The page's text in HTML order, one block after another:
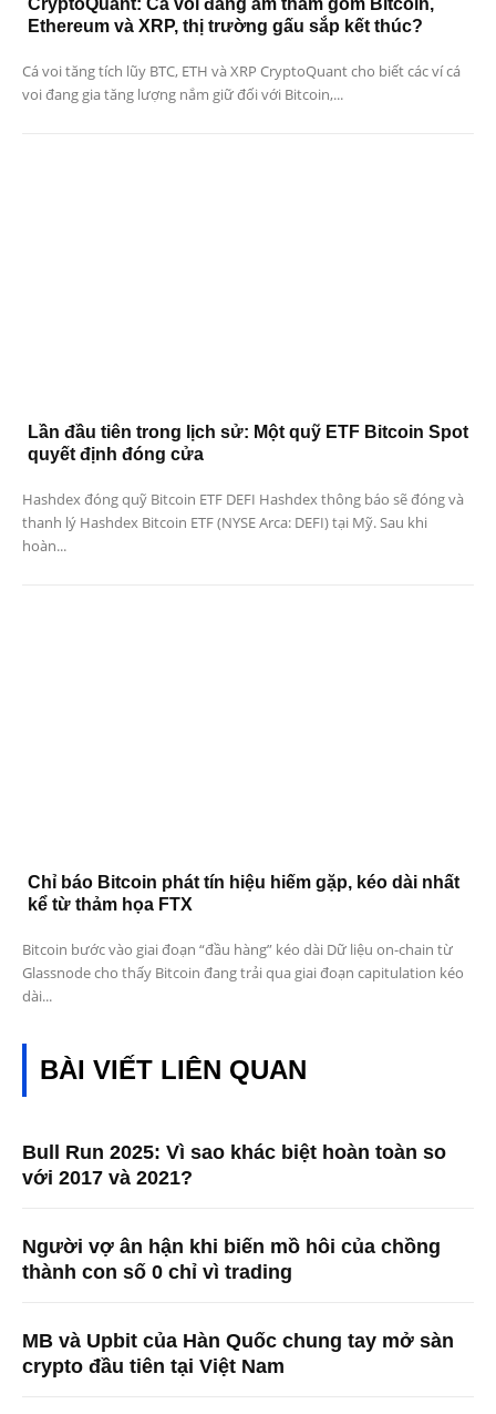
CryptoQuant: Cá voi đang âm thầm gom Bitcoin,
Ethereum và XRP, thị trường gấu sắp kết thúc?
Cá voi tăng tích lũy BTC, ETH và XRP CryptoQuant cho biết các ví cá
voi đang gia tăng lượng nắm giữ đối với Bitcoin,...
Lần đầu tiên trong lịch sử: Một quỹ ETF Bitcoin Spot
quyết định đóng cửa
Hashdex đóng quỹ Bitcoin ETF DEFI Hashdex thông báo sẽ đóng và
thanh lý Hashdex Bitcoin ETF (NYSE Arca: DEFI) tại Mỹ. Sau khi
hoàn...
Chỉ báo Bitcoin phát tín hiệu hiếm gặp, kéo dài nhất
kể từ thảm họa FTX
Bitcoin bước vào giai đoạn “đầu hàng” kéo dài Dữ liệu on-chain từ
Glassnode cho thấy Bitcoin đang trải qua giai đoạn capitulation kéo
dài...
BÀI VIẾT LIÊN QUAN
Bull Run 2025: Vì sao khác biệt hoàn toàn so
với 2017 và 2021?
Người vợ ân hận khi biến mồ hôi của chồng
thành con số 0 chỉ vì trading
MB và Upbit của Hàn Quốc chung tay mở sàn
crypto đầu tiên tại Việt Nam